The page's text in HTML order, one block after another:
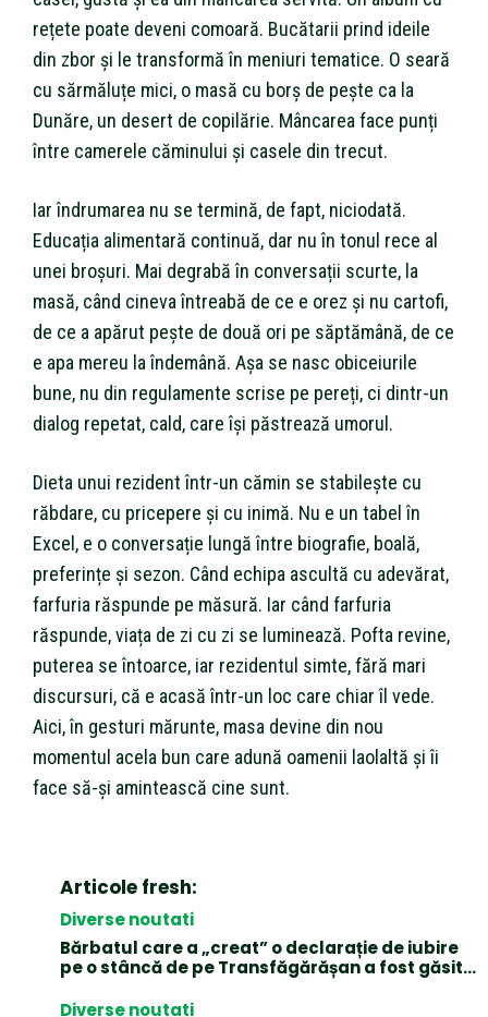
rețete poate deveni comoară. Bucătarii prind ideile
din zbor și le transformă în meniuri tematice. O seară
cu sărmăluțe mici, o masă cu borș de pește ca la
Dunăre, un desert de copilărie. Mâncarea face punți
între camerele căminului și casele din trecut.
Iar îndrumarea nu se termină, de fapt, niciodată.
Educația alimentară continuă, dar nu în tonul rece al
unei broșuri. Mai degrabă în conversații scurte, la
masă, când cineva întreabă de ce e orez și nu cartofi,
de ce a apărut pește de două ori pe săptămână, de ce
e apa mereu la îndemână. Așa se nasc obiceiurile
bune, nu din regulamente scrise pe pereți, ci dintr-un
dialog repetat, cald, care își păstrează umorul.
Dieta unui rezident într-un cămin se stabilește cu
răbdare, cu pricepere și cu inimă. Nu e un tabel în
Excel, e o conversație lungă între biografie, boală,
preferințe și sezon. Când echipa ascultă cu adevărat,
farfuria răspunde pe măsură. Iar când farfuria
răspunde, viața de zi cu zi se luminează. Pofta revine,
puterea se întoarce, iar rezidentul simte, fără mari
discursuri, că e acasă într-un loc care chiar îl vede.
Aici, în gesturi mărunte, masa devine din nou
momentul acela bun care adună oamenii laolaltă și îi
face să-și amintească cine sunt.
Articole fresh:
Diverse noutati
Bărbatul care a „creat” o declarație de iubire
pe o stâncă de pe Transfăgărășan a fost găsit…
Diverse noutati